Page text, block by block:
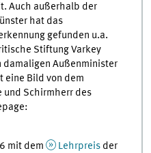
Auch außerhalb der
hat das
gefunden u.a.
Stiftung Varkey
damaligen Außenminister
eine Bild von dem
Schirmherr des
mit dem Lehrpreis der